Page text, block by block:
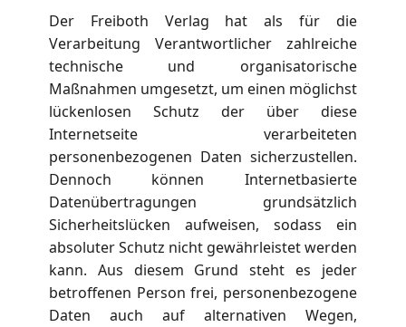
Der Freiboth Verlag hat als für die
Verarbeitung Verantwortlicher zahlreiche
technische und organisatorische
Maßnahmen umgesetzt, um einen möglichst
lückenlosen Schutz der über diese
Internetseite verarbeiteten
personenbezogenen Daten sicherzustellen.
Dennoch können Internetbasierte
Datenübertragungen grundsätzlich
Sicherheitslücken aufweisen, sodass ein
absoluter Schutz nicht gewährleistet werden
kann. Aus diesem Grund steht es jeder
betroffenen Person frei, personenbezogene
Daten auch auf alternativen Wegen,